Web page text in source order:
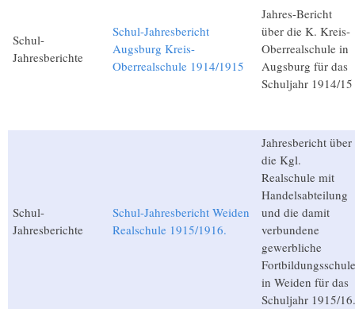
Schul-
Jahresberichte
Schul-Jahresbericht
Augsburg Kreis-
Oberrealschule 1914/1915
Jahres-Bericht
über die K. Kreis-
Oberrealschule in
Augsburg für das
Schuljahr 1914/15
Schul-
Jahresberichte
Schul-Jahresbericht Weiden
Realschule 1915/1916.
Jahresbericht über
die Kgl.
Realschule mit
Handelsabteilung
und die damit
verbundene
gewerbliche
Fortbildungsschule
in Weiden für das
Schuljahr 1915/16.